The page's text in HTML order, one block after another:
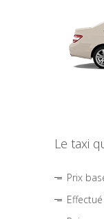
Le taxi
Prix